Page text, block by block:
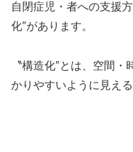
自閉症児・者への支援
化″があります。
〝構造化″とは、空間
かりやすいように見え